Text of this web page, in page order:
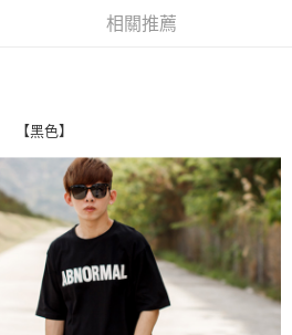
之後才付款」的支付方式。 讓您購物簡單
享後付」後，將跳轉至「AFTEE先享後付」
金額後，即可完成結帳。
繳費通知簡訊。
，點擊此簡訊中的連結，可透過四大超商／
行付款，方視為交易完成。
需立刻繳費，但若您需要取消訂單，請聯絡
取消之訂單仍視為有效，需透過AFTEE先享
享後付 」之結帳頁面顯示為準，若有關於
以上)免運費
以上)免運費
相關推薦
【黑色】